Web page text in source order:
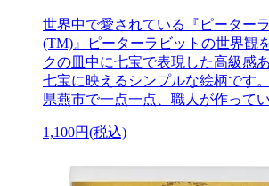
世界中で愛されている『ピーター
(TM)』ピーターラビットの世界観
クの皿中に七宝で表現した高級感
七宝に映えるシンプルな絵柄です
県燕市で一点一点、職人が作ってい
1,100円(税込)